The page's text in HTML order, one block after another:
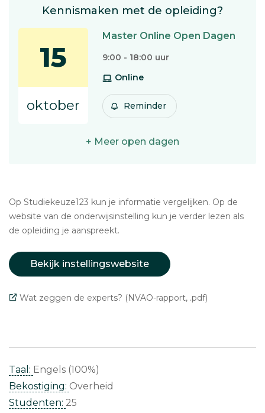
Kennismaken met de opleiding?
15
oktober
Master Online Open Dagen
9:00 - 18:00 uur
Online
Reminder
+ Meer open dagen
Op Studiekeuze123 kun je informatie vergelijken. Op de
website van de onderwijsinstelling kun je verder lezen als
de opleiding je aanspreekt.
Bekijk instellingswebsite
Wat zeggen de experts? (NVAO-rapport, .pdf)
Taal: Engels (100%)
Bekostiging: Overheid
Studenten: 25